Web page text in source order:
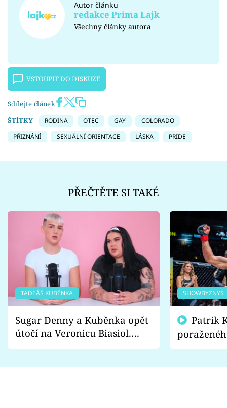
Autor článku
redakce Prima Lajk
Všechny články autora
VSTOUPIT DO DISKUZE
Sdílejte článek
ŠTÍTKY
RODINA OTEC GAY
COLORADO
PŘIZNÁNÍ
SEXUÁLNÍ ORIENTACE LÁSKA PRIDE
PŘEČTĚTE SI TAKÉ
TADEÁŠ KUBĚNKA
Sugar Denny a Kuběnka opět
útočí na Veronicu Biasiol.
Proč je podle nich falešná a
SHOWBYZNYS
fanoušci